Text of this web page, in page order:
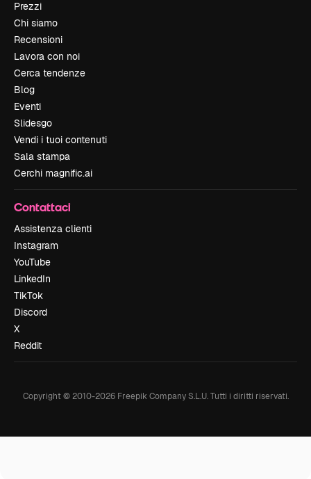
Prezzi
Chi siamo
Recensioni
Lavora con noi
Cerca tendenze
Blog
Eventi
Slidesgo
Vendi i tuoi contenuti
Sala stampa
Cerchi magnific.ai
Contattaci
Assistenza clienti
Instagram
YouTube
LinkedIn
TikTok
Discord
X
Reddit
Copyright © 2010-2026Freepik Company S.L.U. Tutti i diritti riservati.